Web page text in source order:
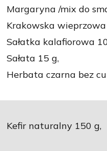
Margaryna /mix do
Krakowska
Sałatka kalafiorowa
Sałata 15 g,
Herbata czarna bez
Kefir naturalny 150 g,